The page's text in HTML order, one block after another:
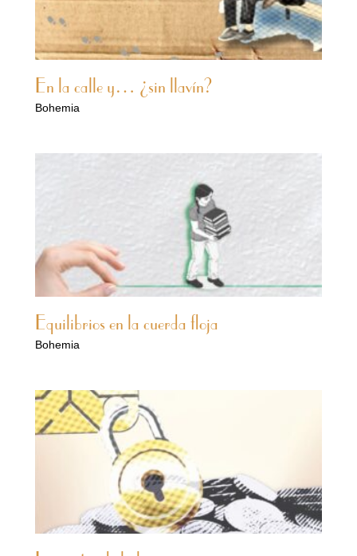
En la calle y… ¿sin llavín?
Bohemia
Equilibrios en la cuerda floja
Bohemia